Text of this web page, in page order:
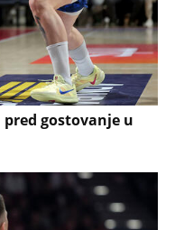
pred gostovanje u